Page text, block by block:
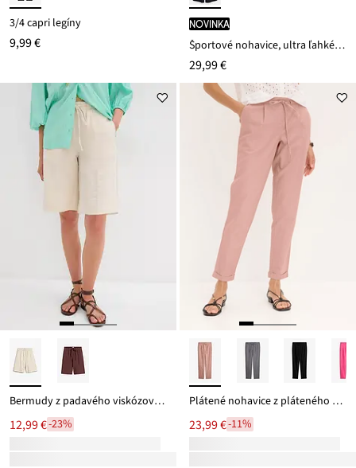
3/4 capri legíny
9,99 €
novinka
Športové nohavice, ultra ľahké, ozdobné záhyby, rýchloschnúce
29,99 €
Bermudy z padavého viskózového mixu
12,99 €-23%
Plátené nohavice z pláteného mixu
23,99 €-11%